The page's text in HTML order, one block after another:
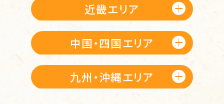
近畿エリア
中国・四国エリア
九州・沖縄エリア